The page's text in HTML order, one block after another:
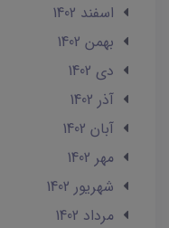
اسفند 1402
بهمن 1402
دی 1402
آذر 1402
آبان 1402
مهر 1402
شهریور 1402
مرداد 1402